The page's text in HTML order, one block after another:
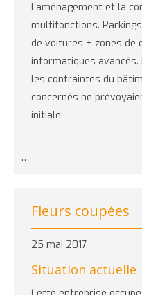
l’aménagement et la
multifonctions.
de voitures + zones de
informatiques
les contraintes du
concernés ne
initiale.
…
Fleurs coupées
25 mai 2017
Situation actuelle